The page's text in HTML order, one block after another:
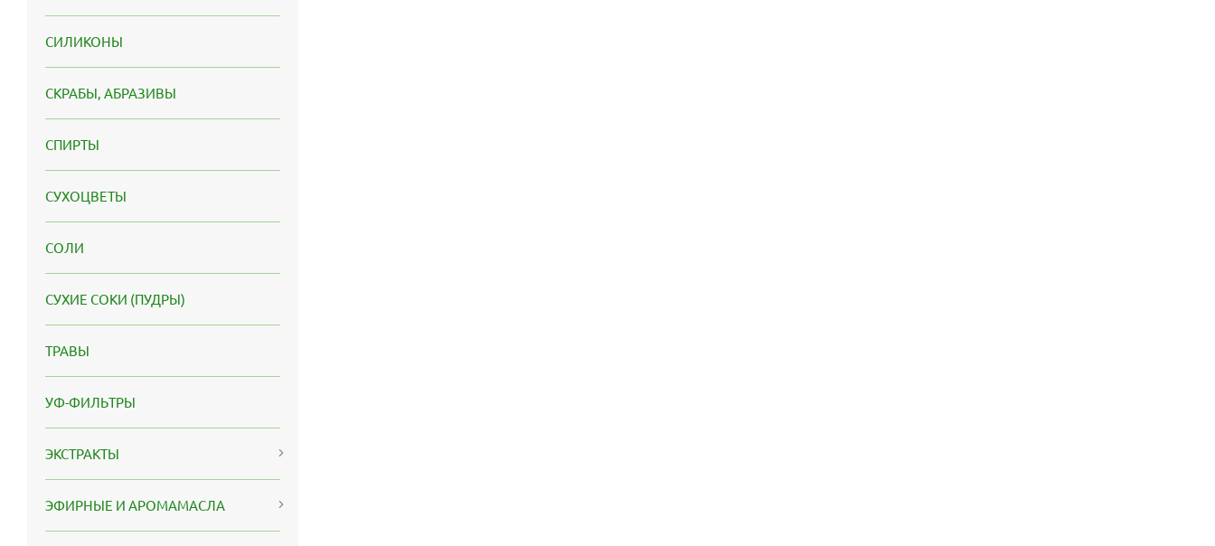
СИЛИКОНЫ
СКРАБЫ, АБРАЗИВЫ
СПИРТЫ
СУХОЦВЕТЫ
СОЛИ
СУХИЕ СОКИ (ПУДРЫ)
ТРАВЫ
УФ-ФИЛЬТРЫ
ЭКСТРАКТЫ
ЭФИРНЫЕ И АРОМАМАСЛА